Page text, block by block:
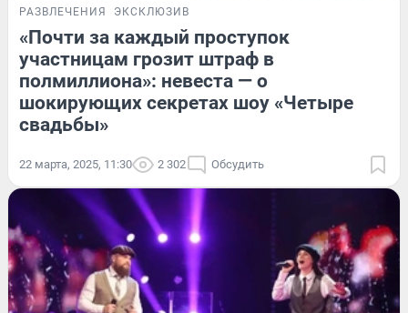
РАЗВЛЕЧЕНИЯ ЭКСКЛЮЗИВ
«Почти за каждый проступок
участницам грозит штраф в
полмиллиона»: невеста — о
шокирующих секретах шоу «Четыре
свадьбы»
22 марта, 2025, 11:30 2 302 Обсудить